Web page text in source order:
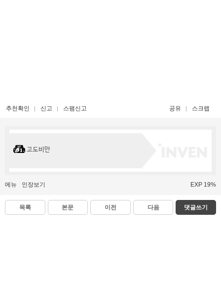
추천확인 신고 스팸신고 공유 스크랩
고도비만
메뉴 인장보기 EXP 19%
목록 본문 이전 다음 댓글쓰기